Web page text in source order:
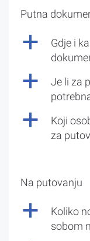
Putna
a
Gdje i
a
Je li za
a
Koji
za
Na putovanju
a
Koliko
sobom